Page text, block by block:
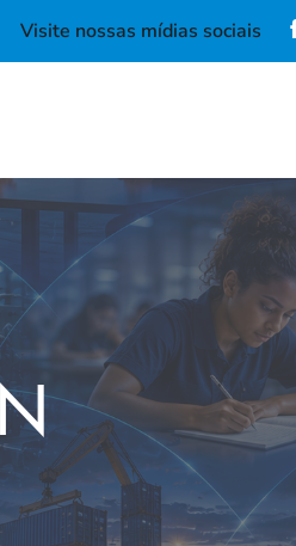
Visite nossas mídias sociais